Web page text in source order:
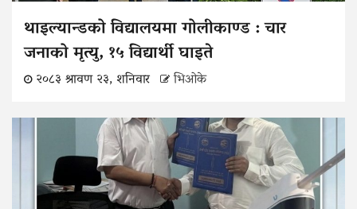
थाइल्यान्डको विद्यालयमा गोलीकाण्ड : चार
जनाको मृत्यु, १५ विद्यार्थी घाइते
२०८३ श्रावण २३, शनिवार भिओके